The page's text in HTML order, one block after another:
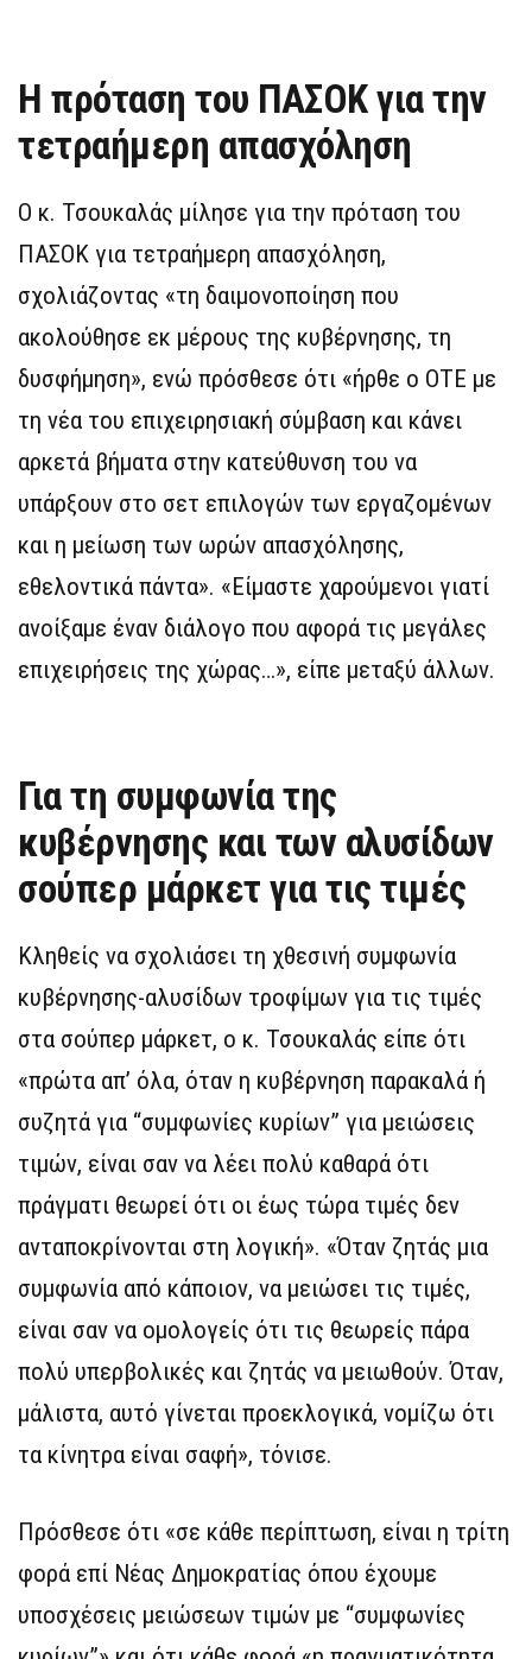
Η πρόταση του ΠΑΣΟΚ για την
τετραήμερη απασχόληση
Ο κ. Τσουκαλάς μίλησε για την πρόταση του
ΠΑΣΟΚ για τετραήμερη απασχόληση,
σχολιάζοντας «τη δαιμονοποίηση που
ακολούθησε εκ μέρους της κυβέρνησης, τη
δυσφήμηση», ενώ πρόσθεσε ότι «ήρθε ο ΟΤΕ με
τη νέα του επιχειρησιακή σύμβαση και κάνει
αρκετά βήματα στην κατεύθυνση του να
υπάρξουν στο σετ επιλογών των εργαζομένων
και η μείωση των ωρών απασχόλησης,
εθελοντικά πάντα». «Είμαστε χαρούμενοι γιατί
ανοίξαμε έναν διάλογο που αφορά τις μεγάλες
επιχειρήσεις της χώρας…», είπε μεταξύ άλλων.
Για τη συμφωνία της
κυβέρνησης και των αλυσίδων
σούπερ μάρκετ για τις τιμές
Κληθείς να σχολιάσει τη χθεσινή συμφωνία
κυβέρνησης-αλυσίδων τροφίμων για τις τιμές
στα σούπερ μάρκετ, ο κ. Τσουκαλάς είπε ότι
«πρώτα απ’ όλα, όταν η κυβέρνηση παρακαλά ή
συζητά για “συμφωνίες κυρίων” για μειώσεις
τιμών, είναι σαν να λέει πολύ καθαρά ότι
πράγματι θεωρεί ότι οι έως τώρα τιμές δεν
ανταποκρίνονται στη λογική». «Όταν ζητάς μια
συμφωνία από κάποιον, να μειώσει τις τιμές,
είναι σαν να ομολογείς ότι τις θεωρείς πάρα
πολύ υπερβολικές και ζητάς να μειωθούν. Όταν,
μάλιστα, αυτό γίνεται προεκλογικά, νομίζω ότι
τα κίνητρα είναι σαφή», τόνισε.
Πρόσθεσε ότι «σε κάθε περίπτωση, είναι η τρίτη
φορά επί Νέας Δημοκρατίας όπου έχουμε
υποσχέσεις μειώσεων τιμών με “συμφωνίες